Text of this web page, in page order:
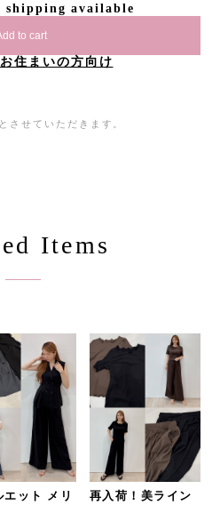
available
to cart
住まいの方向け
させていただきます。
Items
エット メリ
再入荷！美ライン